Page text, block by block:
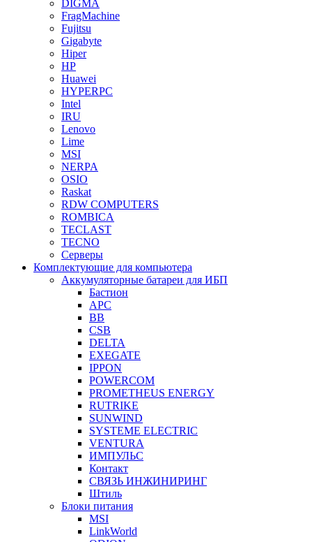
DIGMA
FragMachine
Fujitsu
Gigabyte
Hiper
HP
Huawei
HYPERPC
Intel
IRU
Lenovo
Lime
MSI
NERPA
OSIO
Raskat
RDW COMPUTERS
ROMBICA
TECLAST
TECNO
Серверы
Комплектующие для компьютера
Аккумуляторные батареи для ИБП
Бастион
APC
BB
CSB
DELTA
EXEGATE
IPPON
POWERCOM
PROMETHEUS ENERGY
RUTRIKE
SUNWIND
SYSTEME ELECTRIC
VENTURA
ИМПУЛЬС
Контакт
СВЯЗЬ ИНЖИНИРИНГ
Штиль
Блоки питания
MSI
LinkWorld